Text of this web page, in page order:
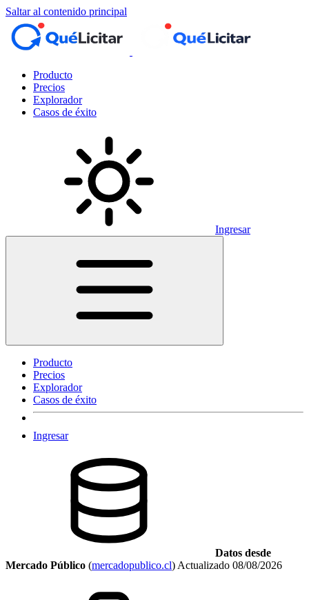
Saltar al contenido principal
Producto
Precios
Explorador
Casos de éxito
Ingresar
Producto
Precios
Explorador
Casos de éxito
Ingresar
Datos desde
Mercado Público (mercadopublico.cl) Actualizado 08/08/2026